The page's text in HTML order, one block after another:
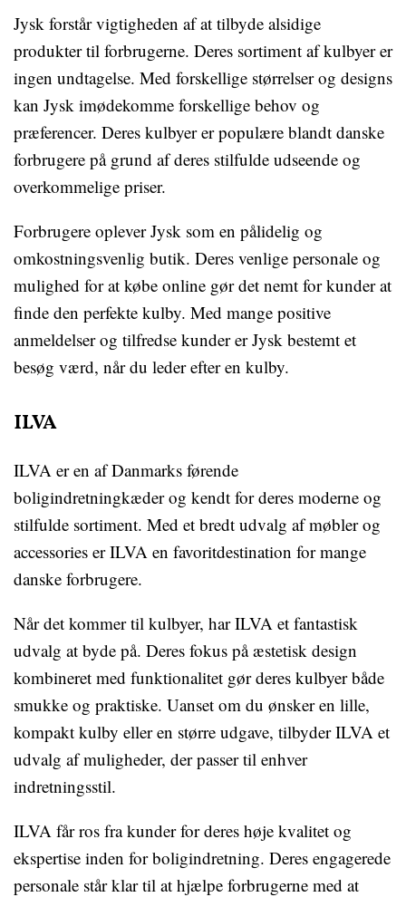
Jysk forstår vigtigheden af at tilbyde alsidige
produkter til forbrugerne. Deres sortiment af kulbyer er
ingen undtagelse. Med forskellige størrelser og designs
kan Jysk imødekomme forskellige behov og
præferencer. Deres kulbyer er populære blandt danske
forbrugere på grund af deres stilfulde udseende og
overkommelige priser.
Forbrugere oplever Jysk som en pålidelig og
omkostningsvenlig butik. Deres venlige personale og
mulighed for at købe online gør det nemt for kunder at
finde den perfekte kulby. Med mange positive
anmeldelser og tilfredse kunder er Jysk bestemt et
besøg værd, når du leder efter en kulby.
ILVA
ILVA er en af Danmarks førende
boligindretningkæder og kendt for deres moderne og
stilfulde sortiment. Med et bredt udvalg af møbler og
accessories er ILVA en favoritdestination for mange
danske forbrugere.
Når det kommer til kulbyer, har ILVA et fantastisk
udvalg at byde på. Deres fokus på æstetisk design
kombineret med funktionalitet gør deres kulbyer både
smukke og praktiske. Uanset om du ønsker en lille,
kompakt kulby eller en større udgave, tilbyder ILVA et
udvalg af muligheder, der passer til enhver
indretningsstil.
ILVA får ros fra kunder for deres høje kvalitet og
ekspertise inden for boligindretning. Deres engagerede
personale står klar til at hjælpe forbrugerne med at